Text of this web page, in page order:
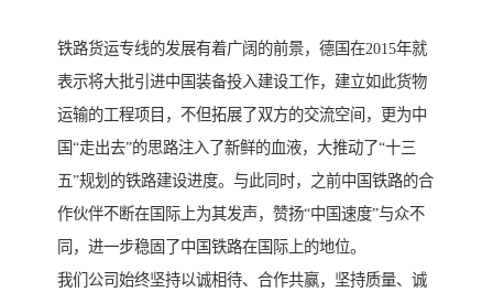
铁路货运专线的发展有着广阔的前景，德国在2015年就
表示将大批引进中国装备投入建设工作，建立如此货物
运输的工程项目，不但拓展了双方的交流空间，更为中
国“走出去”的思路注入了新鲜的血液，大推动了“十三
五”规划的铁路建设进度。与此同时，之前中国铁路的合
作伙伴不断在国际上为其发声，赞扬“中国速度”与众不
同，进一步稳固了中国铁路在国际上的地位。
我们公司始终坚持以诚相待、合作共赢，坚持质量、诚